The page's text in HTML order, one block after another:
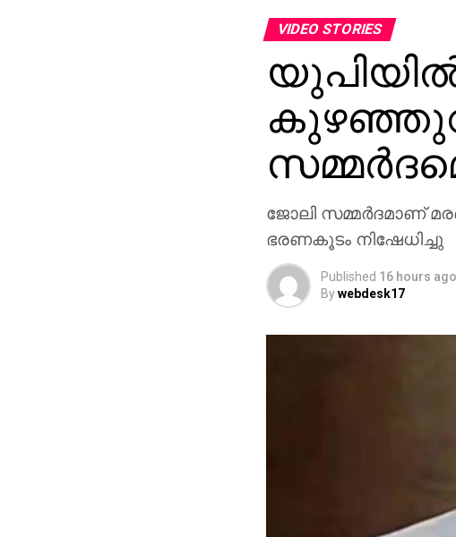
VIDEO STORIES
ജോലി സമ്മര്‍ദമാണ്
ഭരണകൂടം നിഷേധിച്ചു
Published 16 hours ago
Bywebdesk17